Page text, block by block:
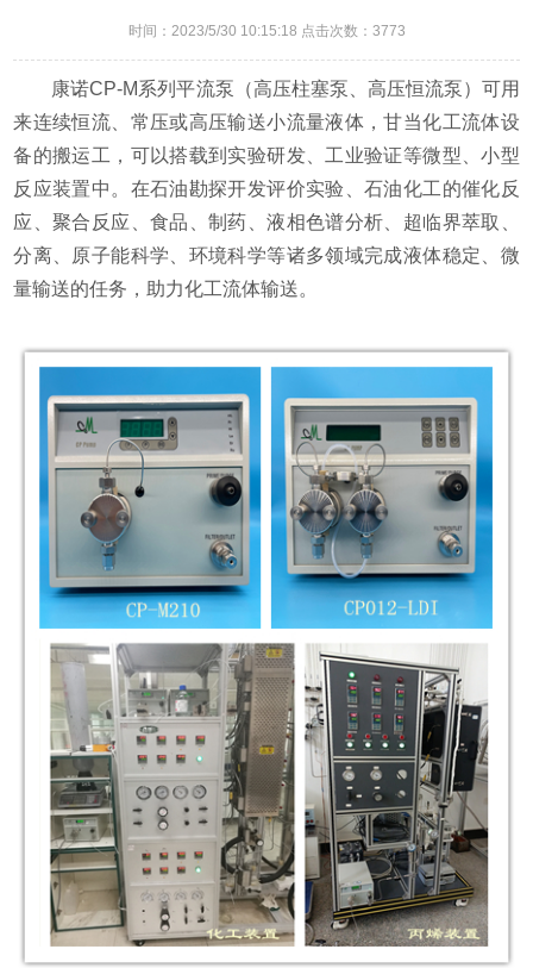
时间：2023/5/30 10:15:18 点击次数：3773
康诺CP-M系列平流泵（高压柱塞泵、高压恒流泵）可用
来连续恒流、常压或高压输送小流量液体，甘当化工流体设
备的搬运工，可以搭载到实验研发、工业验证等微型、小型
反应装置中。在石油勘探开发评价实验、石油化工的催化反
应、聚合反应、食品、制药、液相色谱分析、超临界萃取、
分离、原子能科学、环境科学等诸多领域完成液体稳定、微
量输送的任务，助力化工流体输送。